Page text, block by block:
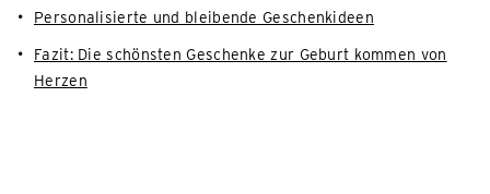
Personalisierte und bleibende Geschenkideen
Fazit: Die schönsten Geschenke zur Geburt kommen von
Herzen